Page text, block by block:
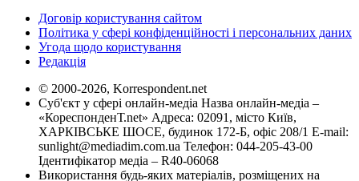
Договір користування сайтом
Політика у сфері конфіденційності і персональних даних
Угода щодо користування
Редакція
© 2000-2026, Korrespondent.net
Суб'єкт у сфері онлайн-медіа Назва онлайн-медіа –
«КореспонденТ.net» Адреса: 02091, місто Київ,
ХАРКІВСЬКЕ ШОСЕ, будинок 172-Б, офіс 208/1 E-mail:
sunlight@mediadim.com.ua Телефон: 044-205-43-00
Ідентифікатор медіа – R40-06068
Використання будь-яких матеріалів, розміщених на